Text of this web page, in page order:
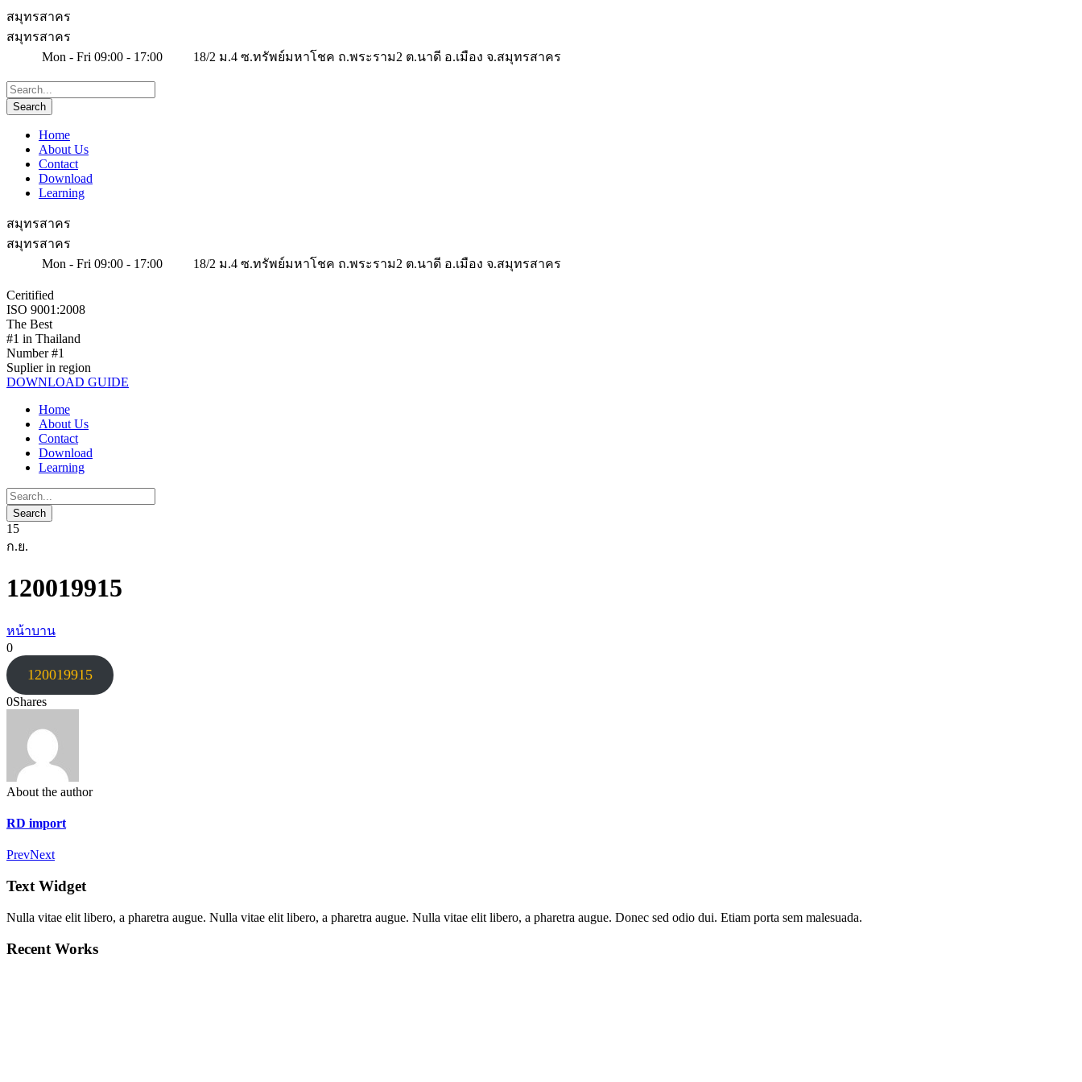
สมุทรสาคร
สมุทรสาคร
Mon - Fri 09:00 - 17:00
18/2 ม.4 ซ.ทรัพย์มหาโชค ถ.พระราม2 ต.นาดี อ.เมือง จ.สมุทรสาคร
Home
About Us
Contact
Download
Learning
สมุทรสาคร
สมุทรสาคร
Mon - Fri 09:00 - 17:00
18/2 ม.4 ซ.ทรัพย์มหาโชค ถ.พระราม2 ต.นาดี อ.เมือง จ.สมุทรสาคร
Ceritified
ISO 9001:2008
The Best
#1 in Thailand
Number #1
Suplier in region
DOWNLOAD GUIDE
Home
About Us
Contact
Download
Learning
15
ก.ย.
120019915
หน้าบาน
0
120019915
0Shares
About the author
RD import
PrevNext
Text Widget
Nulla vitae elit libero, a pharetra augue. Nulla vitae elit libero, a pharetra augue. Nulla vitae elit libero, a pharetra augue. Donec sed odio dui. Etiam porta sem malesuada.
Recent Works